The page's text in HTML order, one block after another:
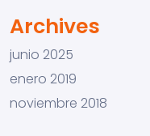
Archives
junio 2025
enero 2019
noviembre 2018